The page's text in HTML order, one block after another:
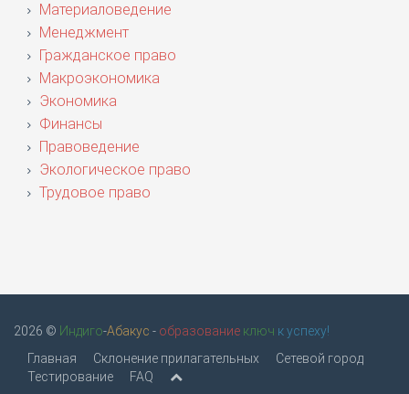
Материаловедение
Менеджмент
Гражданское право
Макроэкономика
Экономика
Финансы
Правоведение
Экологическое право
Трудовое право
2026 © Индиго-Абакус - образование ключ к успеху!
Главная
Склонение прилагательных
Сетевой город
Тестирование
FAQ